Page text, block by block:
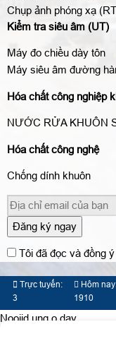
Chụp ảnh phóng xạ
Kiểm tra siêu âm (UT)
Máy đo chiều dày tôn
Máy siêu âm đường
Hóa chất công nghiệp
NƯỚC RỬA KHUÔN
Hóa chất công nghệ
Chống dính khuôn
Đăng ký ngay
Tôi đã đọc và đồng
Trực tuyến:
3
Hôm
1910
Nooijd ung o day